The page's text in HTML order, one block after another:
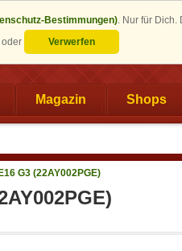
Bestimmungen). Nur für Dich.
oder Verwerfen
Magazin Shops
G3 (22AY002PGE)